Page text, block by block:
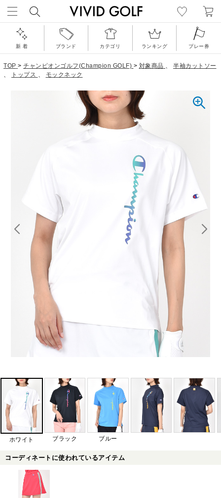
新 着 ブランド カテゴリ ランキング プレー券
TOP > チャンピオンゴルフ(Champion GOLF) > 対象商品 、 半袖カットソー
、
トップス 、 モックネック
ホワイト ブラック ブルー
コーディネートに使われているアイテム